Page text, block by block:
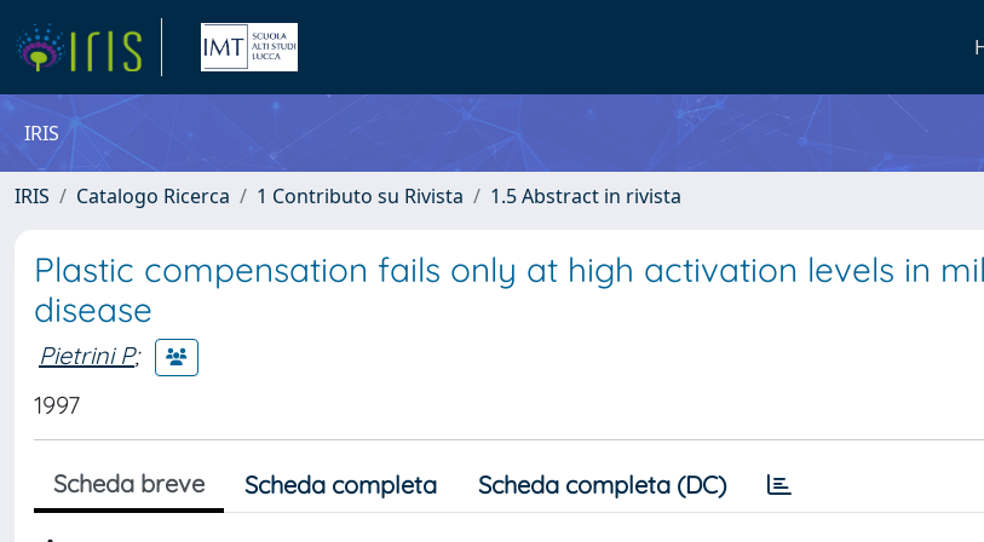
IRIS
IRIS Catalogo Ricerca 1 Contributo su Rivista 1.5 Abstract in rivista
Plastic compensation fails only at high activation levels in
disease
Pietrini P;
1997
Scheda breve Scheda completa Scheda completa (DC)